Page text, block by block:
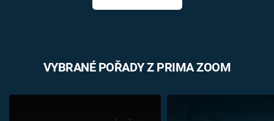
VYBRANÉ POŘADY Z PRIMA ZOOM